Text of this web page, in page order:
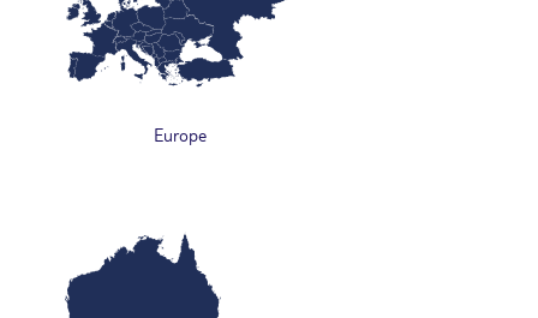
Europe